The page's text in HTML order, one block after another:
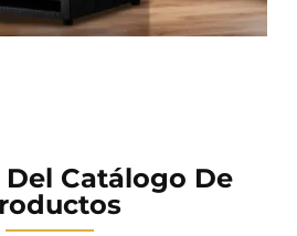
Catálogo De